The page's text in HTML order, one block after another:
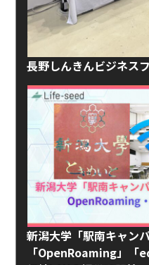
長野しんきんビジネス
新潟大学「駅南キャン
「OpenRoaming」「